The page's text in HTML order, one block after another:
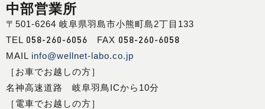
中部営業所
〒501-6264 岐阜県羽島市小熊町島2丁目133
TEL 058-260-6056 FAX 058-260-6058
MAIL info@wellnet-labo.co.jp
［お車でお越しの方］
名神高速道路 岐阜羽鳥ICから10分
［電車でお越しの方］